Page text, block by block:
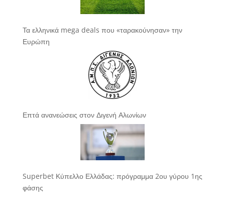
Τα ελληνικά mega deals που «ταρακούνησαν» την
Ευρώπη
Επτά ανανεώσεις στον Διγενή Αλωνίων
Superbet Κύπελλο Ελλάδας: πρόγραμμα 2ου γύρου 1ης
φάσης